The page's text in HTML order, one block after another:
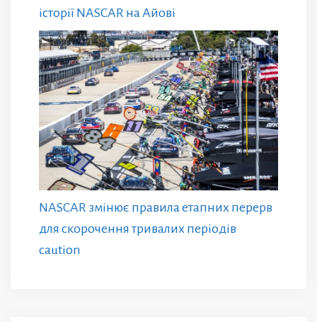
історії NASCAR на Айові
NASCAR змінює правила етапних перерв
для скорочення тривалих періодів
caution